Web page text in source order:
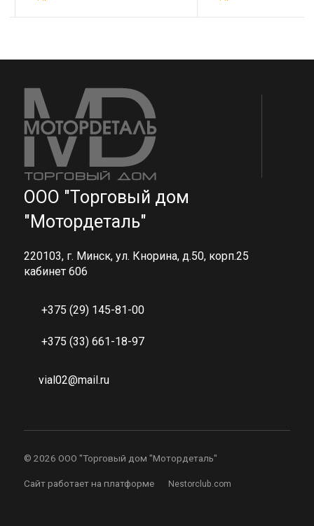
ООО "Торговый дом
"Мотордеталь"
220103, г. Минск, ул. Кнорина, д.50, корп.25
кабинет 606
+375 (29) 145-81-00
+375 (33) 661-18-97
vial02@mail.ru
© 2026 ООО "Торговый дом "Мотордеталь"
Сайт работает на платформе Nestorclub.com